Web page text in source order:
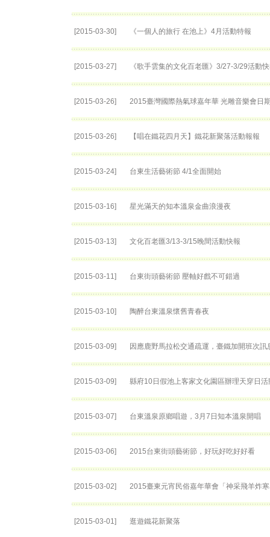
[2015-03-30] 《一個人的旅行 在池上》4月活動特報
[2015-03-27] 《歌手雲集的文化百老匯》3/27-3/29活動
[2015-03-26] 2015臺灣國際熱氣球嘉年華 光雕音樂會日
[2015-03-26] 【唱在鐵花四月天】鐵花新聚落活動報報
[2015-03-24] 台東生活藝術節 4/1全面開始
[2015-03-16] 星光滿天的知本溫泉金曲浪漫夜
[2015-03-13] 文化百老匯3/13-3/15晚間活動快報
[2015-03-11] 台東街頭藝術節 壓軸好戲不可錯過
[2015-03-10] 陶醉台東溫泉懷舊青春夜
[2015-03-09] 因應鹿野馬拉松交通疏運，臺鐵加開班次訊
[2015-03-09] 縣府10日假池上客家文化園區辦理天穿日活
[2015-03-07] 台東溫泉原鄉唱遊，3月7日知本溫泉開唱
[2015-03-06] 2015台東街頭藝術節，好玩好吃好好看
[2015-03-02] 2015臺東元宵民俗嘉年華會「神采飛羊炸
[2015-03-01] 逛遊鐵花新聚落